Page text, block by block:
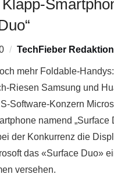
TechFieber Redaktion
mehr Foldable-
Riesen Samsung und
Software-Konzern
namend „Surface
der Konkurrenz die
das «Surface Duo»
versehen.